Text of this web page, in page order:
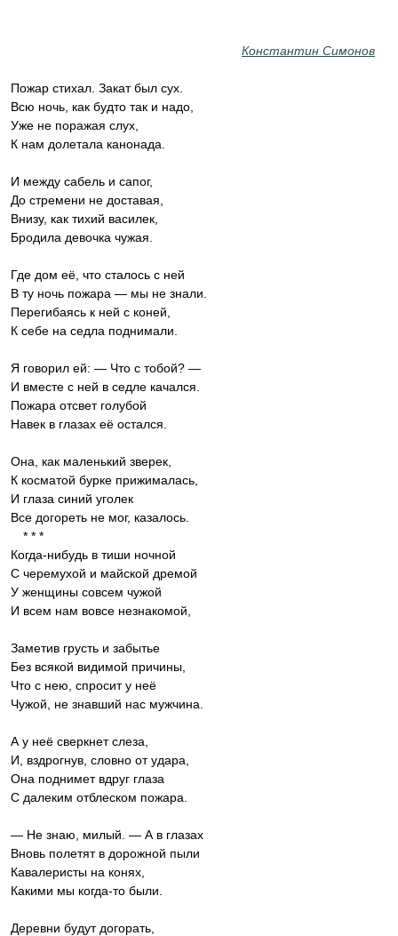
Константин Симонов
Пожар стихал. Закат был сух.
Всю ночь, как будто так и надо,
Уже не поражая слух,
К нам долетала канонада.
И между сабель и сапог,
До стремени не доставая,
Внизу, как тихий василек,
Бродила девочка чужая.
Где дом её, что сталось с ней
В ту ночь пожара — мы не знали.
Перегибаясь к ней с коней,
К себе на седла поднимали.
Я говорил ей: — Что с тобой? —
И вместе с ней в седле качался.
Пожара отсвет голубой
Навек в глазах её остался.
Она, как маленький зверек,
К косматой бурке прижималась,
И глаза синий уголек
Все догореть не мог, казалось.
Когда-нибудь в тиши ночной
С черемухой и майской дремой
У женщины совсем чужой
И всем нам вовсе незнакомой,
Заметив грусть и забытье
Без всякой видимой причины,
Что с нею, спросит у неё
Чужой, не знавший нас мужчина.
А у неё сверкнет слеза,
И, вздрогнув, словно от удара,
Она поднимет вдруг глаза
С далеким отблеском пожара.
— Не знаю, милый. — А в глазах
Вновь полетят в дорожной пыли
Кавалеристы на конях,
Какими мы когда-то были.
Деревни будут догорать,